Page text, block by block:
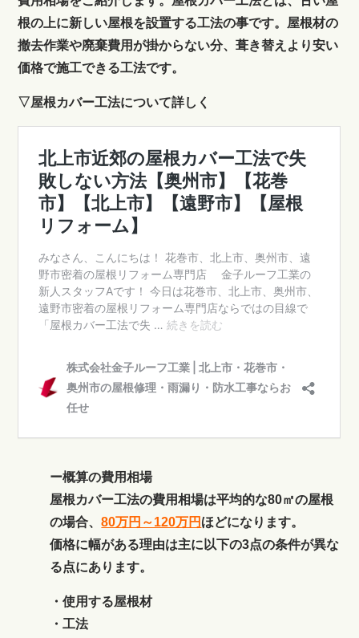
根の上に新しい屋根を設置する工法の事です。屋根材の
撤去作業や廃棄費用が掛からない分、葺き替えより安い
価格で施工できる工法です。
▽屋根カバー工法について詳しく
ー概算の費用相場
屋根カバー工法の費用相場は平均的な80㎡の屋根
の場合、80万円～120万円 ほどになります。
価格に幅がある理由は主に以下の3点の条件が異な
る点にあります。
・使用する屋根材
・工法